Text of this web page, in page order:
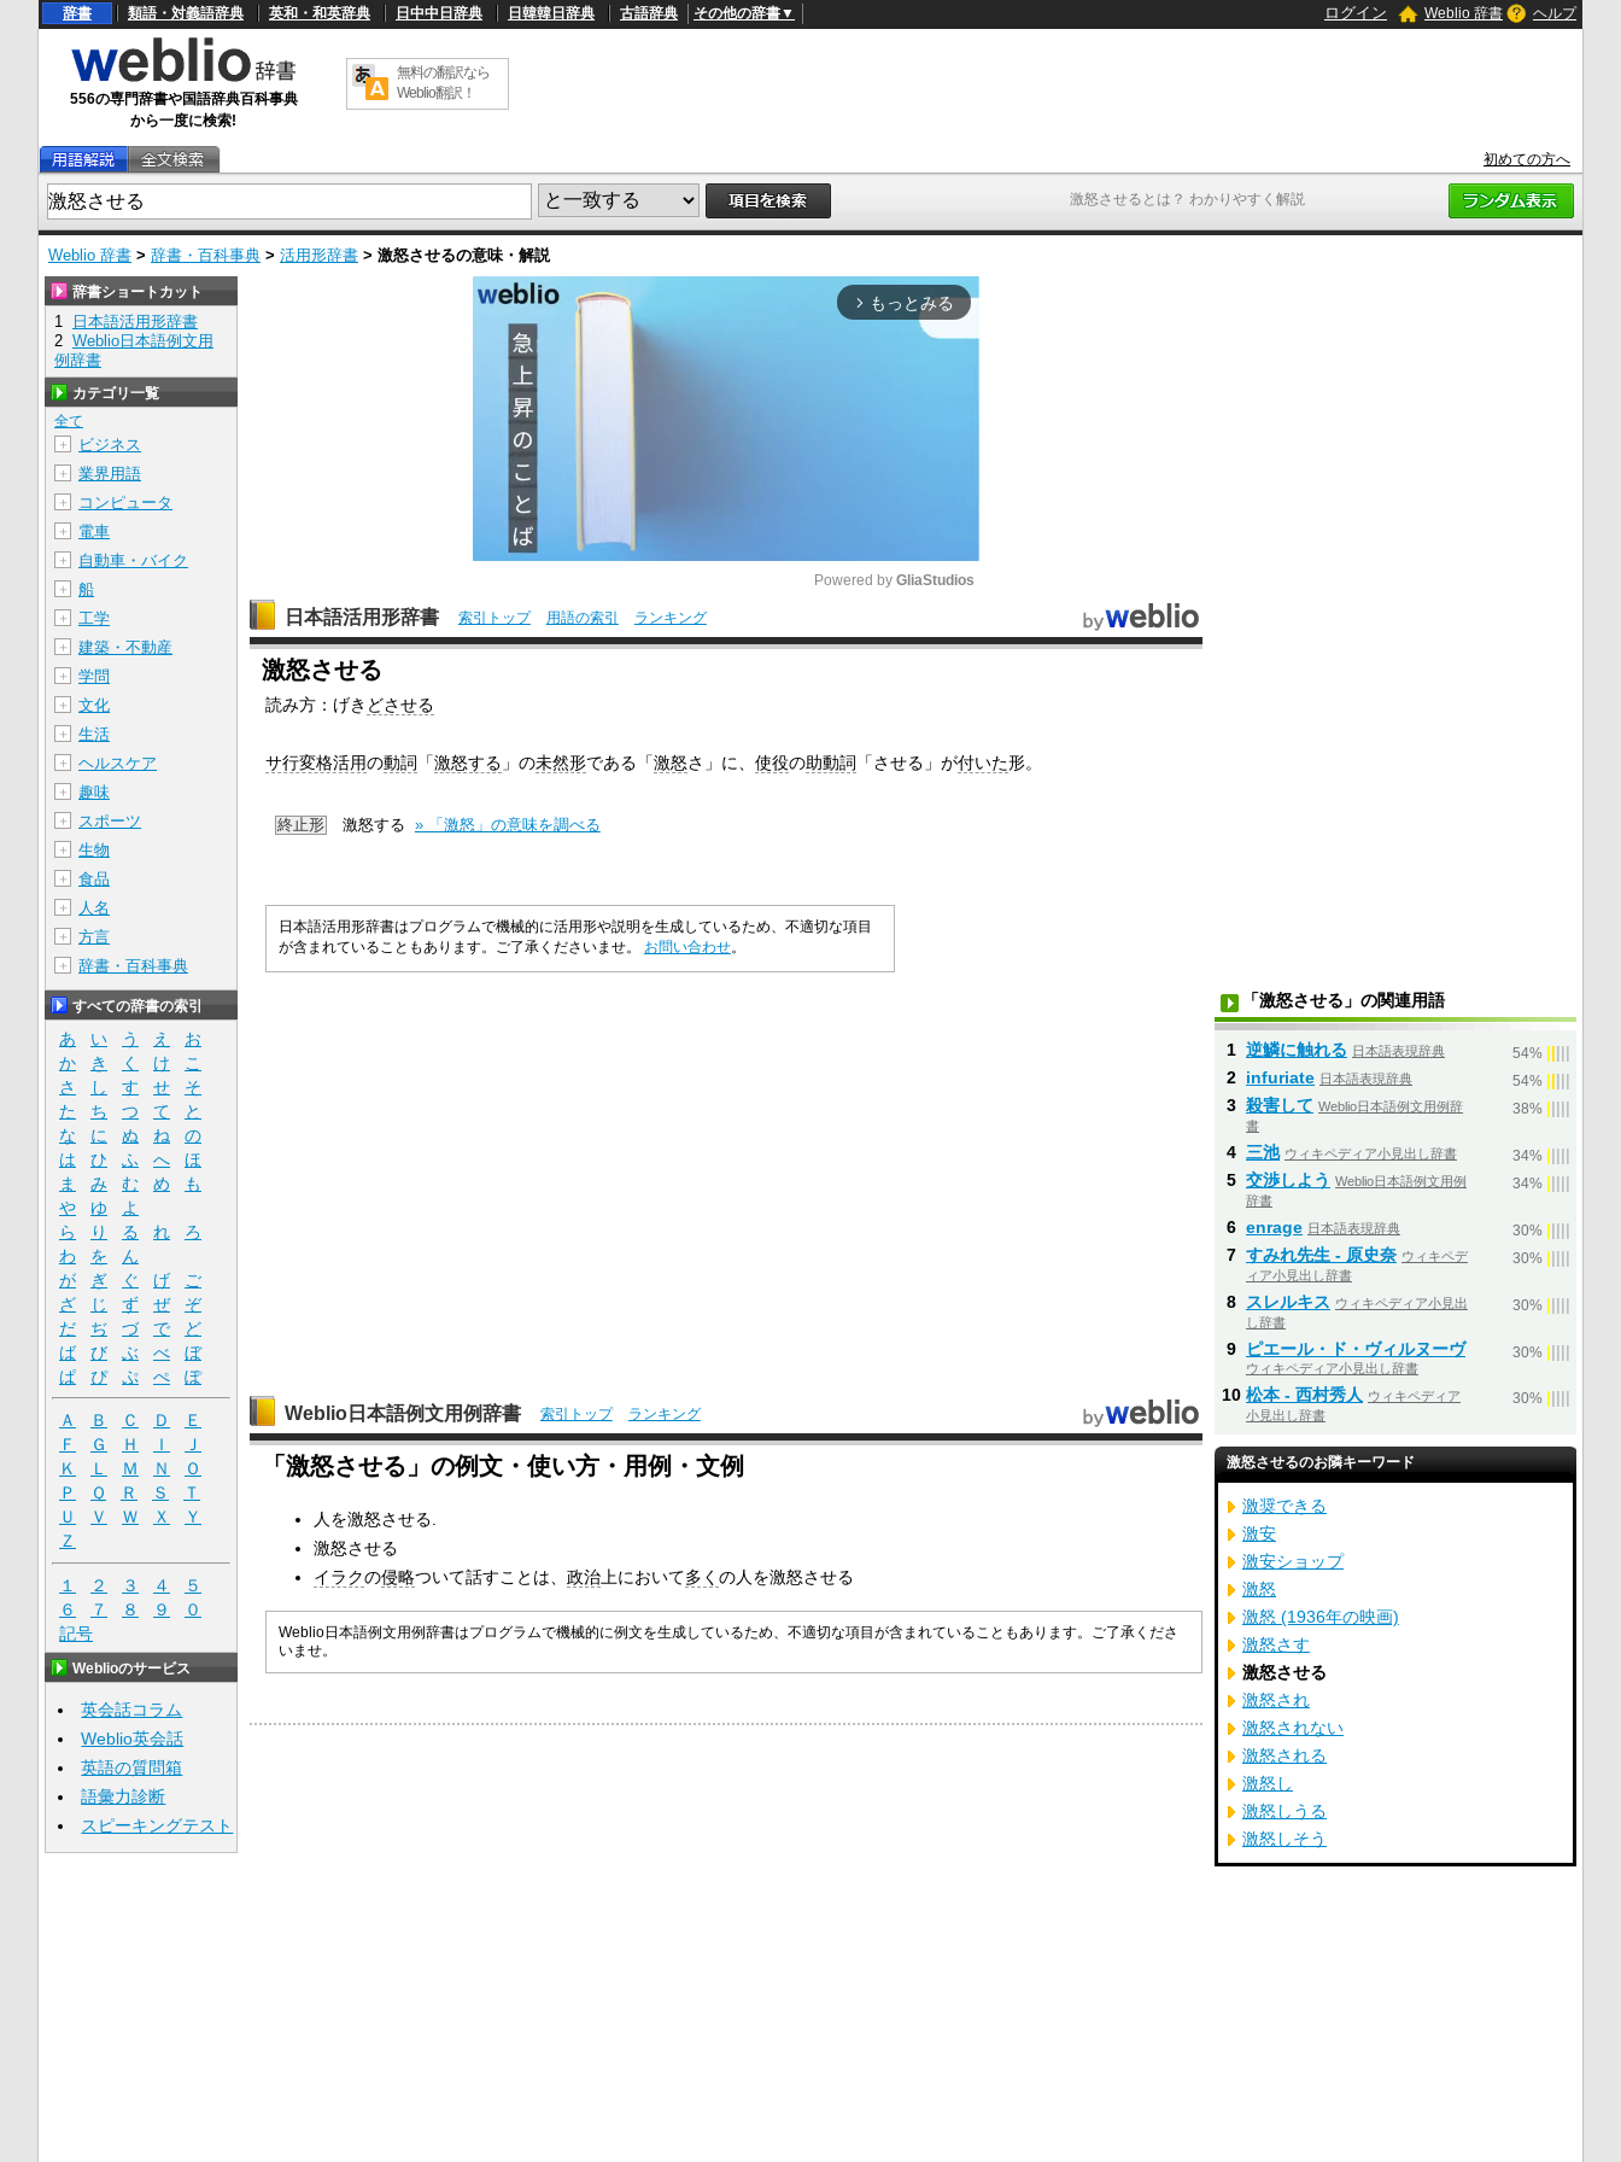
激怒させるとは？ わかりやすく解説
辞書 類語・対義語辞典 英和・和英辞典 日中中日辞典 日韓韓日辞典 古語辞典 その他の辞書▼ ログイン Weblio 辞書 ヘルプ
556の専門辞書や国語辞典百科事典
から一度に検索!
無料の翻訳なら
Weblio翻訳！
初めての方へ
Weblio 辞書 > 辞書・百科事典 > 活用形辞書 > 激怒させるの意味・解説
arrow_forward_ios もっとみる
M
Powered by GliaStudios
日本語活用形辞書 索引トップ 用語の索引 ランキング
激怒させる
読み方：げき どさせる
サ行変格活用の動詞 「激怒する 」の未然形である「激怒さ」に、 使役の助動詞 「させる」が付いた形。
終止形 激怒する » 「激怒」の意味を調べる
日本語活用形辞書はプログラムで機械的に活用形や説明を生成しているため、不適切な項目
が含まれていることもあります。ご了承くださいませ。 お問い合わせ。
Weblio日本語例文用例辞書 索引トップ ランキング
「激怒させる」の例文・使い方・用例・文例
人を激怒させる.
激怒させる
イラクの侵略ついて話すことは、 政治上において多く の人を激怒させる
Weblio日本語例文用例辞書はプログラムで機械的に例文を生成しているため、不適切な項目が含まれていることもあります。ご了承くださ
いませ。
辞書ショートカット
1
日本語活用形辞書
2 Weblio日本語例文用
例辞書
カテゴリ一覧
全て
＋
ビジネス
＋ 業界用語
＋ コンピュータ
＋ 電車
＋ 自動車・バイク
＋ 船
＋ 工学
＋ 建築・不動産
＋ 学問
＋ 文化
＋ 生活
＋ ヘルスケア
＋ 趣味
＋ スポーツ
＋ 生物
＋ 食品
＋ 人名
＋ 方言
＋ 辞書・百科事典
すべての辞書の索引
あ い う え
お
か
き く け
こ
さ
し す せ
そ
た
ち つ て
と
な
に ぬ ね
の
は
ひ ふ へ
ほ
ま
み む め
も
や
ゆ
よ
ら
り る れ
ろ
わ
を
ん
が
ぎ ぐ げ
ご
ざ
じ ず ぜ
ぞ
だ
ぢ づ で
ど
ば
び ぶ べ
ぼ
ぱ
ぴ ぷ ぺ ぽ
Ａ Ｂ Ｃ Ｄ
Ｅ
Ｆ
Ｇ Ｈ Ｉ
Ｊ
Ｋ
Ｌ Ｍ Ｎ
Ｏ
Ｐ
Ｑ Ｒ Ｓ
Ｔ
Ｕ
Ｖ Ｗ Ｘ
Ｙ
Ｚ
１ ２ ３ ４
５
６
７ ８ ９
０
記号
Weblioのサービス
英会話コラム
Weblio英会話
英語の質問箱
語彙力診断
スピーキングテスト
「激怒させる」の関連用語
1 逆鱗に触れる 日本語表現辞典 54%
2 infuriate 日本語表現辞典 54%
3 殺害して Weblio日本語例文用例辞
書
38%
4 三池 ウィキペディア小見出し辞書 34%
5 交渉しよう Weblio日本語例文用例
辞書
34%
6 enrage 日本語表現辞典 30%
7 すみれ先生 - 原史奈 ウィキペデ
ィア小見出し辞書
30%
8 スレルキス ウィキペディア小見出
し辞書
30%
9 ピエール・ド・ヴィルヌーヴ
ウィキペディア小見出し辞書
30%
10 松本 - 西村秀人 ウィキペディア
小見出し辞書
30%
激怒させるのお隣キーワード
激奨できる
激安
激安ショップ
激怒
激怒 (1936年の映画)
激怒さす
激怒させる
激怒され
激怒されない
激怒される
激怒し
激怒しうる
激怒しそう